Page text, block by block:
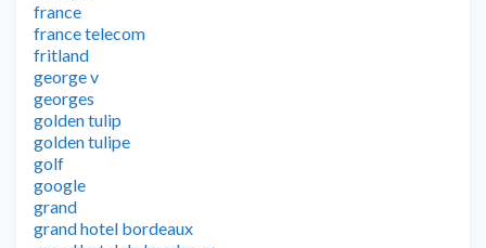
france
france telecom
fritland
george v
georges
golden tulip
golden tulipe
golf
google
grand
grand hotel bordeaux